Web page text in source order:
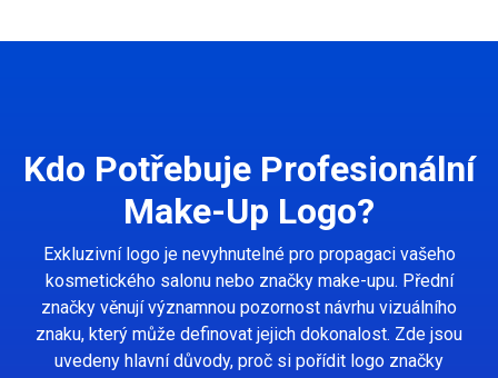
Kdo Potřebuje Profesionální
Make-Up Logo?
Exkluzivní logo je nevyhnutelné pro propagaci vašeho
kosmetického salonu nebo značky make-upu. Přední
značky věnují významnou pozornost návrhu vizuálního
znaku, který může definovat jejich dokonalost. Zde jsou
uvedeny hlavní důvody, proč si pořídit logo značky